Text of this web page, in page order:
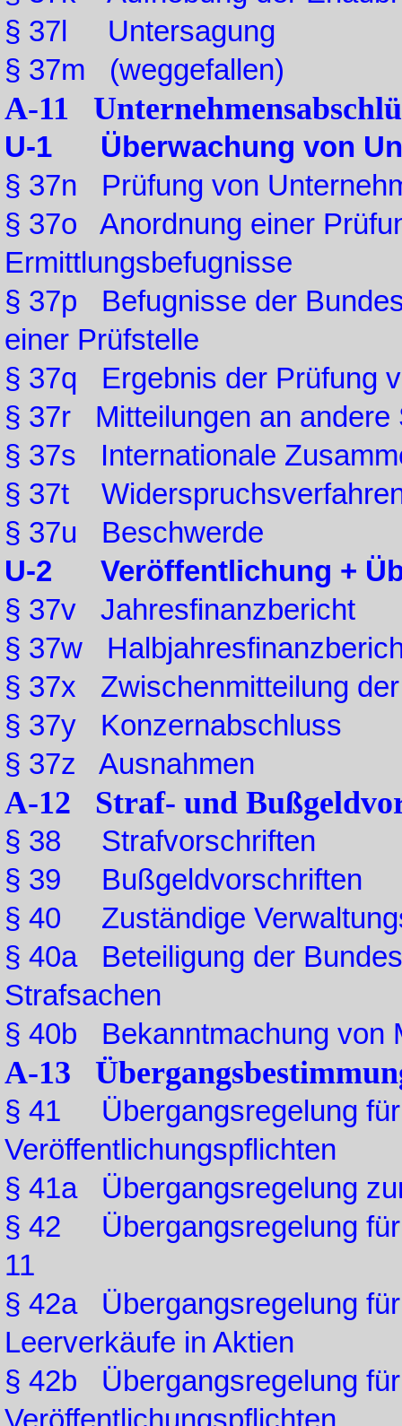
§ 37l Untersagung
§ 37m (weggefallen)
A-11
U-1 Überwachung von
§ 37n Prüfung von
§ 37o Anordnung einer
Ermittlungsbefugnisse
§ 37p Befugnisse der
einer Prüfstelle
§ 37q Ergebnis der Prüfung
§ 37r Mitteilungen an andere
§ 37s Internationale
§ 37t
§ 37u Beschwerde
U-2 Veröffentlichung +
§ 37v Jahresfinanzbericht
§ 37w
§ 37x Zwischenmitteilung
§ 37y Konzernabschluss
§ 37z Ausnahmen
A-12 Straf- und
§ 38 Strafvorschriften
§ 39 Bußgeldvorschriften
§ 40 Zuständige
§ 40a Beteiligung der
Strafsachen
§ 40b Bekanntmachung von
A-13
§ 41 Übergangsregelung für
Veröffentlichungspflichten
§ 41a Übergangsregelung
§ 42 Übergangsregelung für
11
§ 42a Übergangsregelung
Leerverkäufe in Aktien
§ 42b Übergangsregelung